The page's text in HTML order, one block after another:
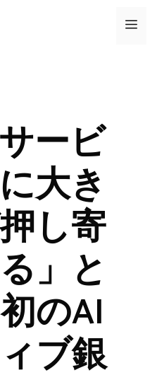
メ
ービ
大き
し寄
」と
のAI
ブ銀